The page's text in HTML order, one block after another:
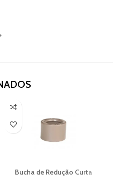
Bucha de Redução Curta